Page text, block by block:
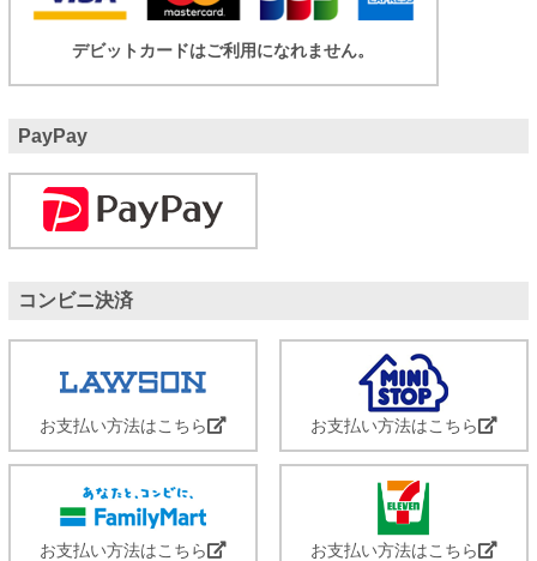
デビットカードはご利用になれません。
PayPay
コンビニ決済
お支払い方法はこちら お支払い方法はこちら
お支払い方法はこちら お支払い方法はこちら